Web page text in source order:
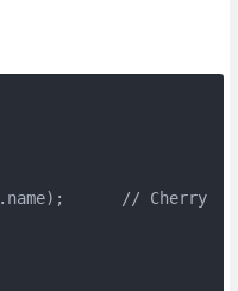
// Cherry